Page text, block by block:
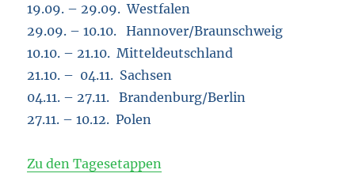
19.09. – 29.09. Westfalen
29.09. – 10.10. Hannover/Braunschweig
10.10. – 21.10. Mitteldeutschland
21.10. – 04.11. Sachsen
04.11. – 27.11. Brandenburg/Berlin
27.11. – 10.12. Polen
Zu den Tagesetappen